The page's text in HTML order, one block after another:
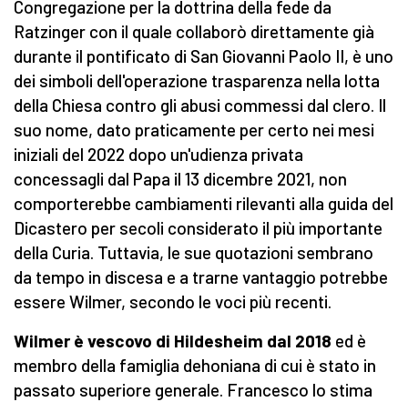
Congregazione per la dottrina della fede da
Ratzinger con il quale collaborò direttamente già
durante il pontificato di San Giovanni Paolo II, è uno
dei simboli dell'operazione trasparenza nella lotta
della Chiesa contro gli abusi commessi dal clero. Il
suo nome, dato praticamente per certo nei mesi
iniziali del 2022 dopo un'udienza privata
concessagli dal Papa il 13 dicembre 2021, non
comporterebbe cambiamenti rilevanti alla guida del
Dicastero per secoli considerato il più importante
della Curia. Tuttavia, le sue quotazioni sembrano
da tempo in discesa e a trarne vantaggio potrebbe
essere Wilmer, secondo le voci più recenti.
Wilmer è vescovo di Hildesheim dal 2018 ed è
membro della famiglia dehoniana di cui è stato in
passato superiore generale. Francesco lo stima